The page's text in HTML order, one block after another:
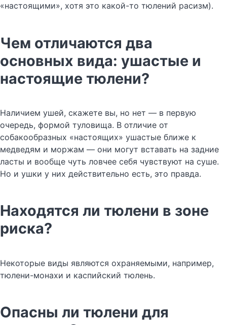
«настоящими», хотя это какой-то тюлений расизм).
Чем отличаются два
основных вида: ушастые и
настоящие тюлени?
Наличием ушей, скажете вы, но нет — в первую
очередь, формой туловища. В отличие от
собакообразных «настоящих» ушастые ближе к
медведям и моржам — они могут вставать на задние
ласты и вообще чуть ловчее себя чувствуют на суше.
Но и ушки у них действительно есть, это правда.
Находятся ли тюлени в зоне
риска?
Некоторые виды являются охраняемыми, например,
тюлени-монахи и каспийский тюлень.
Опасны ли тюлени для